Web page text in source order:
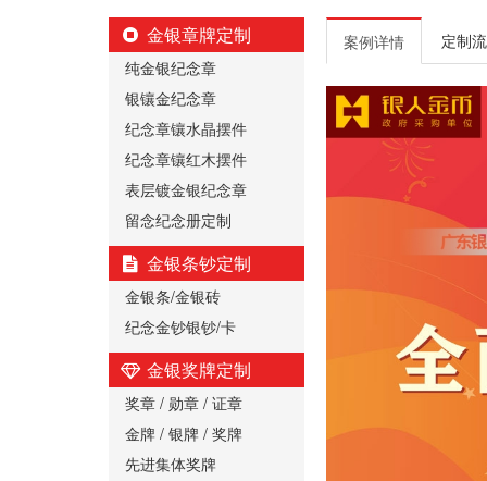
金银章牌定制
纯金银纪念章
银镶金纪念章
纪念章镶水晶摆件
纪念章镶红木摆件
表层镀金银纪念章
留念纪念册定制
金银条钞定制
金银条/金银砖
纪念金钞银钞/卡
金银奖牌定制
奖章 / 勋章 / 证章
金牌 / 银牌 / 奖牌
先进集体奖牌
案例详情 定制